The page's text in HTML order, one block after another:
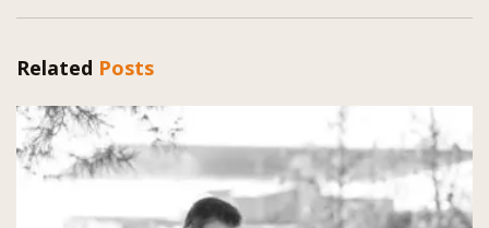
Related Posts